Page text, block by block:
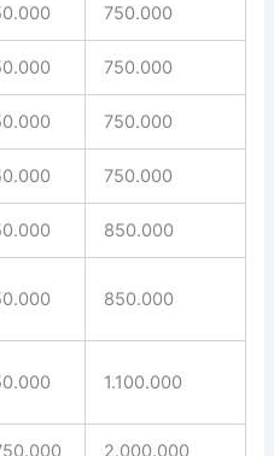
750.000
750.000
750.000
750.000
850.000
850.000
1.100.000
2.000.000